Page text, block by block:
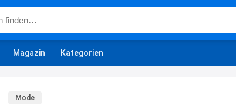
Magazin Kategorien
Mode